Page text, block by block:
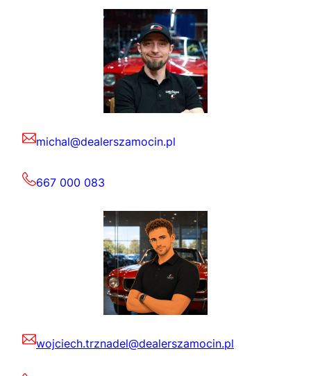
michal@dealerszamocin.pl
667 000 083
wojciech.trznadel@dealerszamocin.pl